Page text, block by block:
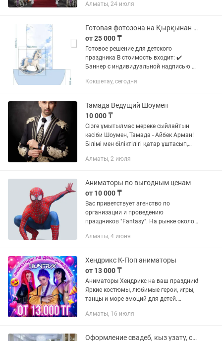
качественно и вовремя На выбор 2
День...
Алматы, 24 июля
Готовая фотозона на Қырқынан шығару, Тұсау кесер, 1 жас
от 25 000 ₸
Готовое решение для детского
праздника В стоимость входит: ✔️
Баннер с индивидуальной надписью ✔️
фигура (лошадка/декор по тематике) ✔️
Кокшетау, сегодня
Тамада Ведущий Шоумен
10 000 ₸
Сізге ұмытылмас мереке сыйлайтын
кәсіби Шоумен, Тамада - Айбек Арман!
Білімі мен біліктілігі қатар ұштасып,
думандардың көркін қыздырып жүрген,
Алматы, 2 июля
Аниматоры по выгодным ценам
от 10 000 ₸
Вас приветствует агенство по
организации и проведению
праздников "Fantasy". На рынке около
клиентов, педагогическое,
образование у артистов....
Алматы, 4 июня
Хендрикс К-Поп аниматоры
от 13 000 ₸
Аниматоры Хендрикс на ваш праздник!
Яркие костюмы, любимые герои, игры,
танцы и море эмоций для детей.
Алматы, 16 июля
Оформление свадеб, кыз узату, сырга салу, кудалык